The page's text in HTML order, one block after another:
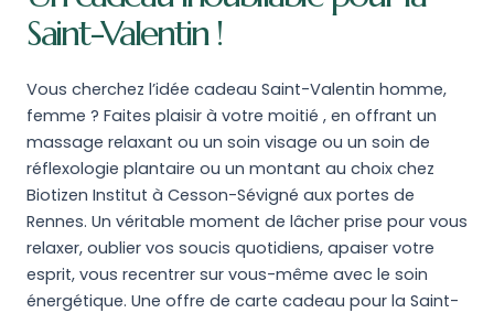
Saint-Valentin !
Vous cherchez l’idée cadeau Saint-Valentin homme,
femme ? Faites plaisir à votre moitié , en offrant un
massage relaxant ou un soin visage ou un soin de
réflexologie plantaire ou un montant au choix chez
Biotizen Institut à Cesson-Sévigné aux portes de
Rennes. Un véritable moment de lâcher prise pour vous
relaxer, oublier vos soucis quotidiens, apaiser votre
esprit, vous recentrer sur vous-même avec le soin
énergétique. Une offre de carte cadeau pour la Saint-